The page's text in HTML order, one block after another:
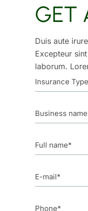
GET
Duis aute
Excepteur
laborum.